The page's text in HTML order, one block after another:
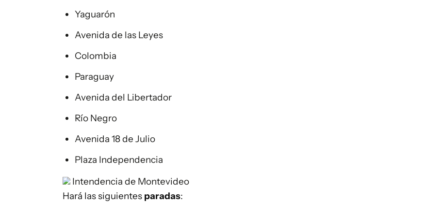
Yaguarón
Avenida de las Leyes
Colombia
Paraguay
Avenida del Libertador
Río Negro
Avenida 18 de Julio
Plaza Independencia
Intendencia de Montevideo
Hará las siguientes paradas: